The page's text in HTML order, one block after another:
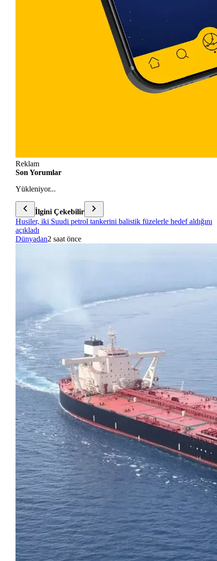
Reklam
Son Yorumlar
Yükleniyor...
İlgini Çekebilir
Husiler, iki Suudi petrol tankerini balistik füzelerle hedef aldığını
açıkladı
Dünyadan2 saat önce